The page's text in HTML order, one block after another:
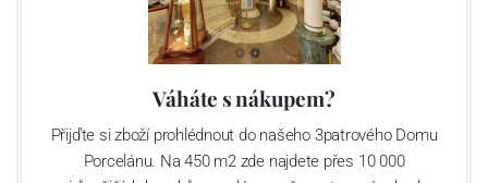
Váháte s nákupem?
Přijďte si zboží prohlédnout do našeho 3patrového Domu
Porcelánu. Na 450 m2 zde najdete přes 10 000